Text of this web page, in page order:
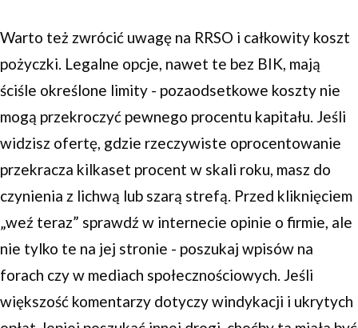
Warto też zwrócić uwagę na RRSO i całkowity koszt
pożyczki. Legalne opcje, nawet te bez BIK, mają
ściśle określone limity - pozaodsetkowe koszty nie
mogą przekroczyć pewnego procentu kapitału. Jeśli
widzisz ofertę, gdzie rzeczywiste oprocentowanie
przekracza kilkaset procent w skali roku, masz do
czynienia z lichwą lub szarą strefą. Przed kliknięciem
„weź teraz” sprawdź w internecie opinie o firmie, ale
nie tylko te na jej stronie - poszukaj wpisów na
forach czy w mediach społecznościowych. Jeśli
większość komentarzy dotyczy windykacji i ukrytych